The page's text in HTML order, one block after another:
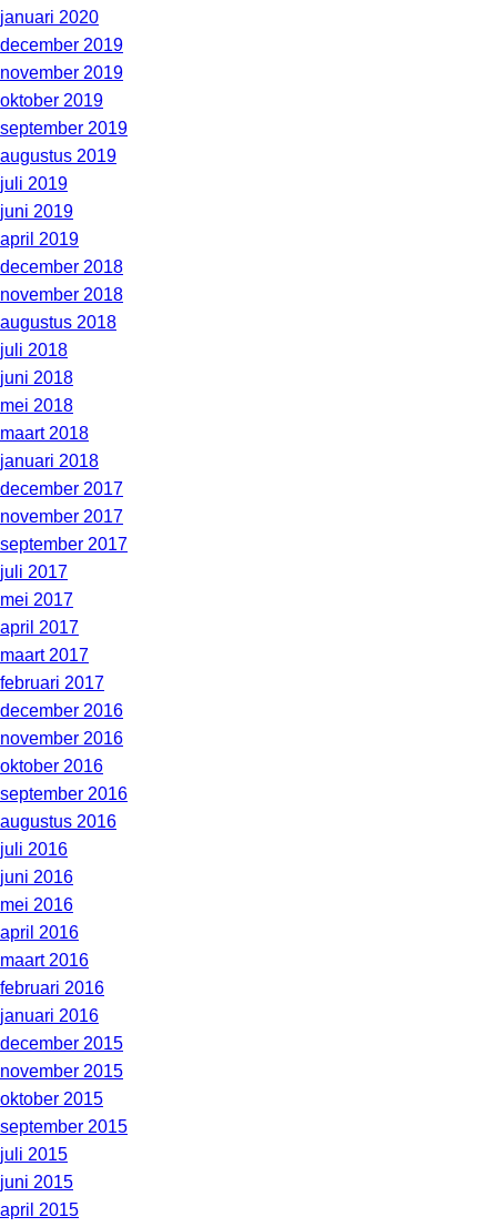
januari 2020
december 2019
november 2019
oktober 2019
september 2019
augustus 2019
juli 2019
juni 2019
april 2019
december 2018
november 2018
augustus 2018
juli 2018
juni 2018
mei 2018
maart 2018
januari 2018
december 2017
november 2017
september 2017
juli 2017
mei 2017
april 2017
maart 2017
februari 2017
december 2016
november 2016
oktober 2016
september 2016
augustus 2016
juli 2016
juni 2016
mei 2016
april 2016
maart 2016
februari 2016
januari 2016
december 2015
november 2015
oktober 2015
september 2015
juli 2015
juni 2015
april 2015